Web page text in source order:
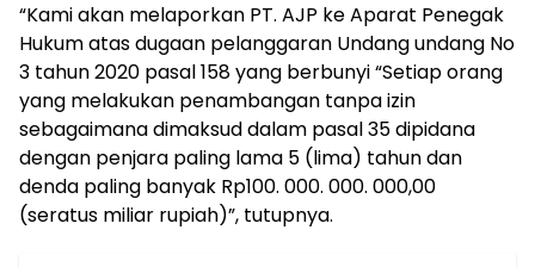
“Kami akan melaporkan PT. AJP ke Aparat Penegak
Hukum atas dugaan pelanggaran Undang undang No
3 tahun 2020 pasal 158 yang berbunyi “Setiap orang
yang melakukan penambangan tanpa izin
sebagaimana dimaksud dalam pasal 35 dipidana
dengan penjara paling lama 5 (lima) tahun dan
denda paling banyak Rp100. 000. 000. 000,00
(seratus miliar rupiah)”, tutupnya.